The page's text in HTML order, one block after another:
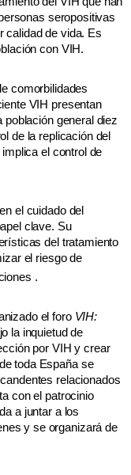
seropositivas
calidad de vida. Es
con VIH.
comorbilidades
VIH presentan
población general diez
de la replicación del
el control de
el cuidado del
clave. Su
del tratamiento
el riesgo de
.
el foro VIH:
la inquietud de
por VIH y crear
toda España se
relacionados
con el patrocinio
a juntar a los
y se organizará de